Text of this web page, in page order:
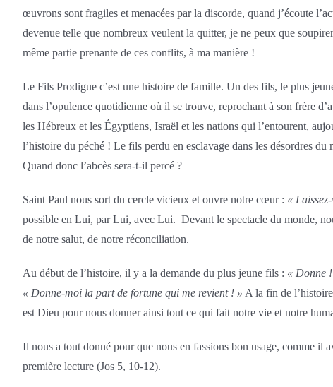
œuvrons sont fragiles et menacées par la discorde, quand j’écoute
devenue telle que nombreux veulent la quitter, je ne peux que
même partie prenante de ces conflits, à ma manière !
Le Fils Prodigue c’est une histoire de famille. Un des fils, le plus
dans l’opulence quotidienne où il se trouve, reprochant à son frère
les Hébreux et les Égyptiens, Israël et les nations qui l’entourent,
l’histoire du péché ! Le fils perdu en esclavage dans les désordres
Quand donc l’abcès sera-t-il percé ?
Saint Paul nous sort du cercle vicieux et ouvre notre cœur : «
possible en Lui, par Lui, avec Lui. Devant le spectacle du monde,
de notre salut, de notre réconciliation.
Au début de l’histoire, il y a la demande du plus jeune fils : « Donne
« Donne-moi la part de fortune qui me revient ! » A la fin de
est Dieu pour nous donner ainsi tout ce qui fait notre vie et notre
Il nous a tout donné pour que nous en fassions bon usage, comme
première lecture (Jos 5, 10-12).